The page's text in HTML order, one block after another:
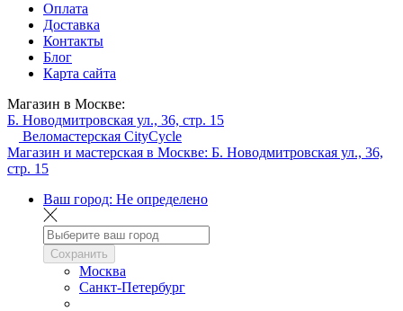
Оплата
Доставка
Контакты
Блог
Карта сайта
Магазин в Москве:
Б. Новодмитровская ул., 36, стр. 15
Веломастерская CityCycle
Магазин и мастерская в Москве: Б. Новодмитровская ул., 36,
стр. 15
Ваш город: Не определено
Сохранить
Москва
Санкт-Петербург